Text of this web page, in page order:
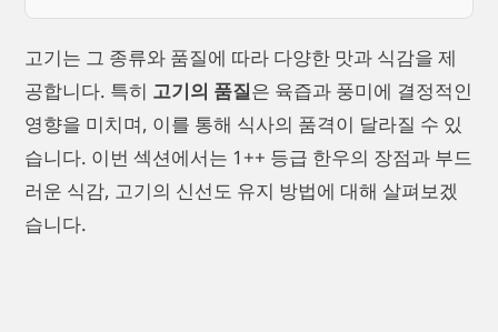
고기는 그 종류와 품질에 따라 다양한 맛과 식감을 제
공합니다. 특히 고기의 품질은 육즙과 풍미에 결정적인
영향을 미치며, 이를 통해 식사의 품격이 달라질 수 있
습니다. 이번 섹션에서는 1++ 등급 한우의 장점과 부드
러운 식감, 고기의 신선도 유지 방법에 대해 살펴보겠
습니다.